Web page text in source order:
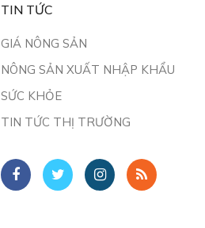
TIN TỨC
GIÁ NÔNG SẢN
NÔNG SẢN XUẤT NHẬP KHẨU
SỨC KHỎE
TIN TỨC THỊ TRƯỜNG